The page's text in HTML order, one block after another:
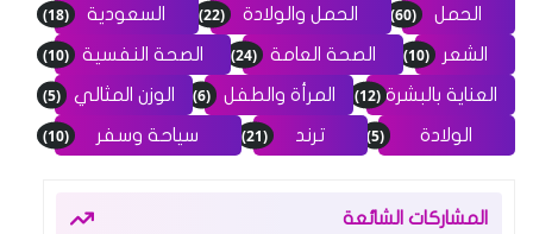
الحمل (60) الحمل والولادة (22) السعودية (18)
الشعر (10) الصحة العامة (24) الصحة النفسية (10)
العناية بالبشرة (12) المرأة والطفل (6) الوزن المثالي (5)
الولادة (5) ترند (21) سياحة وسفر (10)
المشاركات الشائعة